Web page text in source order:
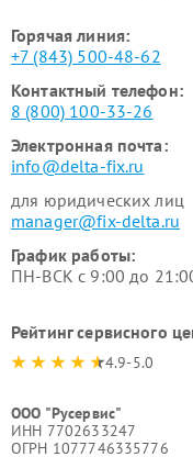
Горячая линия:
+7 (843) 500-48-62
Контактный телефон:
8 (800) 100-33-26
Электронная почта:
info@delta-fix.ru
для юридических лиц
manager@fix-delta.ru
График работы:
ПН-ВСК с 9:00 до
Рейтинг сервисного
4.9-5.0
ООО "Русервис"
ИНН 7702633247
ОГРН 1077746335776